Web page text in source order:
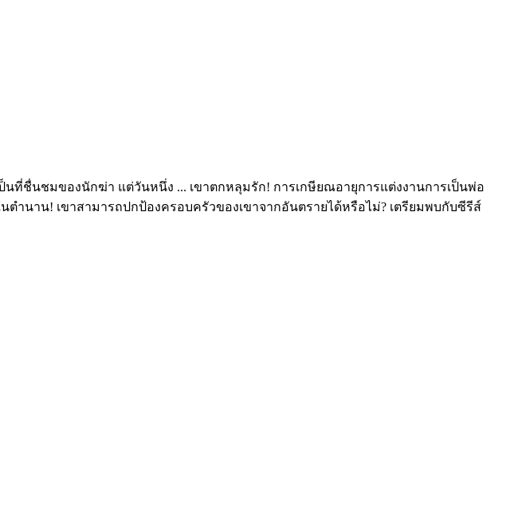
เป็นที่ชื่นชมของนักฆ่า แต่วันหนึ่ง ... เขาตกหลุมรัก! การเกษียณอายุการแต่งงานการเป็นพ่อ
นาน! เขาสามารถปกป้องครอบครัวของเขาจากอันตรายได้หรือไม่? เตรียมพบกับซีรีส์